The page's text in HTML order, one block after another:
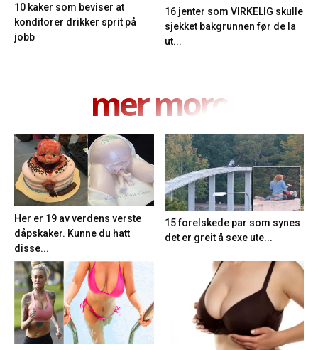
10 kaker som beviser at
konditorer drikker sprit på
jobb
16 jenter som VIRKELIG skulle
sjekket bakgrunnen før de la
ut...
mer moro
Her er 19 av verdens verste
dåpskaker. Kunne du hatt
disse...
15 forelskede par som synes
det er greit å sexe ute...